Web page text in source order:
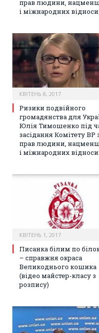
прав людини,
і міжнародних
КВІТЕНЬ 8, 2017
Ризики подвійного
громадянства для
Юлія Тимошенко під
засідання Комітету ВР
прав людини,
і міжнародних
КВІТЕНЬ 1, 2017
Писанка білим по
– справжня окраса
Великоднього кошика
(відео майстер-класу з
розпису)